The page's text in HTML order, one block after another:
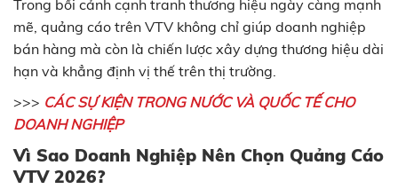
Trong bối cảnh cạnh tranh thương hiệu ngày càng mạnh
mẽ, quảng cáo trên VTV không chỉ giúp doanh nghiệp
bán hàng mà còn là chiến lược xây dựng thương hiệu dài
hạn và khẳng định vị thế trên thị trường.
>>> CÁC SỰ KIỆN TRONG NƯỚC VÀ QUỐC TẾ CHO
DOANH NGHIỆP
Vì Sao Doanh Nghiệp Nên Chọn Quảng Cáo
VTV 2026?